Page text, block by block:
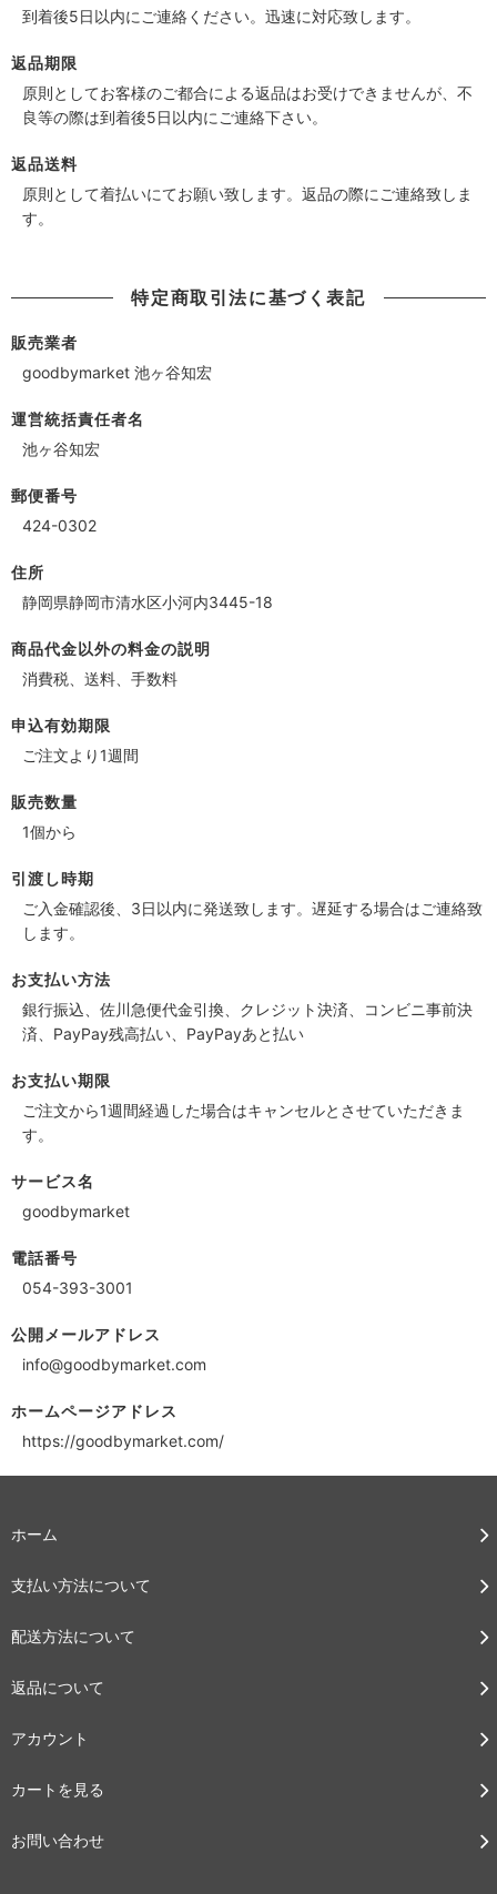
到着後5日以内にご連絡ください。迅速に対応致します。
返品期限
原則としてお客様のご都合による返品はお受けできませんが、不
良等の際は到着後5日以内にご連絡下さい。
返品送料
原則として着払いにてお願い致します。返品の際にご連絡致しま
す。
特定商取引法に基づく表記
販売業者
goodbymarket 池ヶ谷知宏
運営統括責任者名
池ヶ谷知宏
郵便番号
424-0302
住所
静岡県静岡市清水区小河内3445-18
商品代金以外の料金の説明
消費税、送料、手数料
申込有効期限
ご注文より1週間
販売数量
1個から
引渡し時期
ご入金確認後、3日以内に発送致します。遅延する場合はご連絡致
します。
お支払い方法
銀行振込、佐川急便代金引換、クレジット決済、コンビニ事前決
済、PayPay残高払い、PayPayあと払い
お支払い期限
ご注文から1週間経過した場合はキャンセルとさせていただきま
す。
サービス名
goodbymarket
電話番号
054-393-3001
公開メールアドレス
info@goodbymarket.com
ホームページアドレス
https://goodbymarket.com/
ホーム
支払い方法について
配送方法について
返品について
アカウント
カートを見る
お問い合わせ